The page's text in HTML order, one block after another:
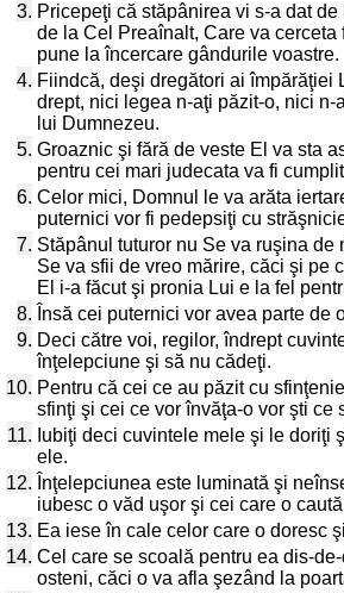
3. Pricepeţi că stăpânirea vi s-a dat
de la Cel Preaînalt, Care va cerceta
pune la încercare gândurile voastre.
4. Fiindcă, deşi dregători ai împărăţiei
drept, nici legea n-aţi păzit-o, nici n-
lui Dumnezeu.
5. Groaznic şi fără de veste El va sta
pentru cei mari judecata va fi
6. Celor mici, Domnul le va arăta
puternici vor fi pedepsiţi cu
7. Stăpânul tuturor nu Se va ruşina de
Se va sfii de vreo mărire, căci şi pe
El i-a făcut şi pronia Lui e la fel
8. Însă cei puternici vor avea parte de
9. Deci către voi, regilor, îndrept
înţelepciune şi să nu cădeţi.
10. Pentru că cei ce au păzit cu
sfinţi şi cei ce vor învăţa-o vor şti ce
11. Iubiţi deci cuvintele mele şi le doriţi
ele.
12. Înţelepciunea este luminată şi
iubesc o văd uşor şi cei care o
13. Ea iese în cale celor care o doresc
14. Cel care se scoală pentru ea dis-
osteni, căci o va afla şezând la